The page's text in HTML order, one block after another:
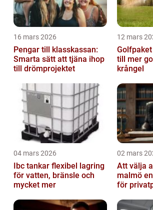
16 mars 2026
Pengar till klasskassan:
Smarta sätt att tjäna ihop
till drömprojektet
12 mars
Golfpaket smart genväg
till mer
krångel
04 mars 2026
Ibc tankar flexibel lagring
för vatten, bränsle och
mycket mer
02 mars
Att välja
malmö en praktisk guide
för